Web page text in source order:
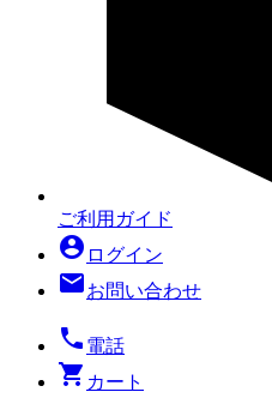
ご利用ガイド
account_circle ログイン
mailお問い合わせ
local_phone 電話
shopping_cart カート